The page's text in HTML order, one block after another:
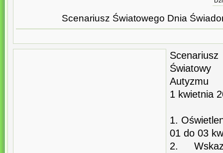
Scenariusz Światowego Dnia
Scenariusz
Autyzmu
1 kwietnia
1.
01 do 03
2.